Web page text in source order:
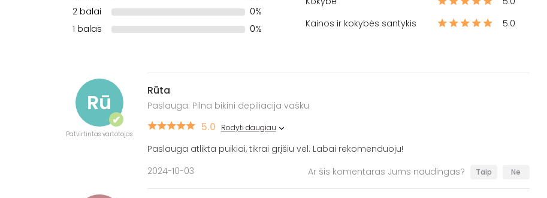
2 balai
0%
1 balas
0%
Kainos ir kokybės santykis
5.0
Rū
✔
Patvirtintas vartotojas
Rūta
Paslauga: Pilna bikini depiliacija vašku
5.0 Rodyti daugiau
Paslauga atlikta puikiai, tikrai grįšiu vėl. Labai rekomenduoju!
2024-10-03
Ar šis komentaras Jums naudingas? Taip Ne